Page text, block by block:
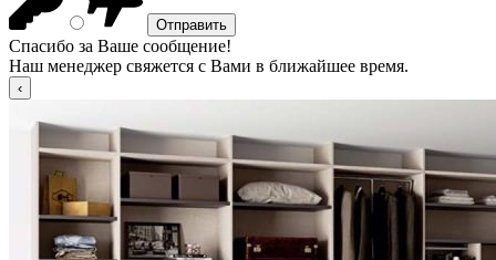
Спасибо за Ваше сообщение!
Наш менеджер свяжется с Вами в ближайшее время.